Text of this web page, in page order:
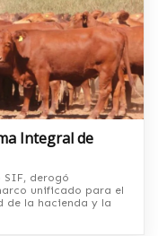
Integral de
SIF, derogó
unificado para el
la hacienda y la